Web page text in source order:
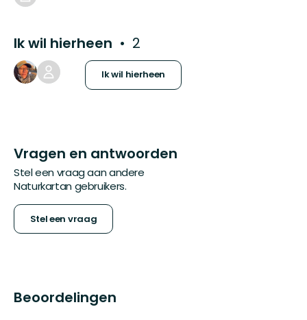
Ik wil hierheen 2
Ik wil hierheen
Vragen en antwoorden
Stel een vraag aan andere
Naturkartan gebruikers.
Stel een vraag
Beoordelingen